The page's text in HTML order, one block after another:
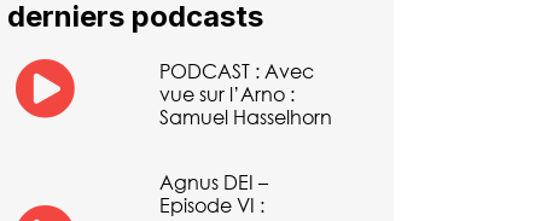
derniers podcasts
PODCAST : Avec
vue sur l’Arno :
Samuel Hasselhorn
Agnus DEI –
Episode VI :